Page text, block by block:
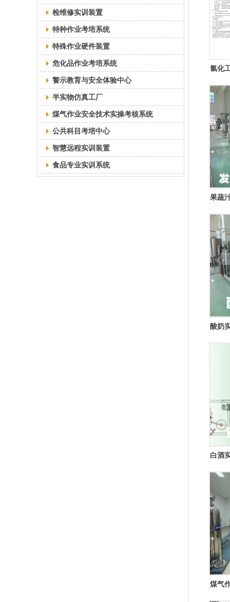
检维修实训装置
特种作业考培系统
特殊作业硬件装置
危化品作业考培系统
警示教育与安全体验中心
半实物仿真工厂
煤气作业安全技术实操考核系统
公共科目考培中心
智慧远程实训装置
食品专业实训系统
氯化
果蔬
酸奶
白酒
煤气